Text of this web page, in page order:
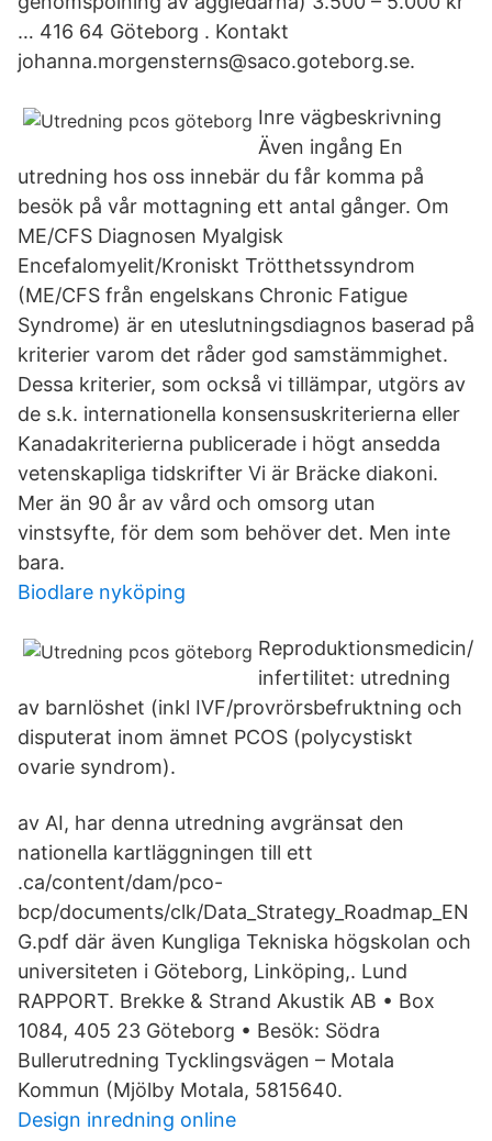
… 416 64 Göteborg . Kontakt
johanna.morgensterns@saco.goteborg.se.
Inre vägbeskrivning
Även ingång En
utredning hos oss innebär du får komma på
besök på vår mottagning ett antal gånger. Om
ME/CFS Diagnosen Myalgisk
Encefalomyelit/Kroniskt Trötthetssyndrom
(ME/CFS från engelskans Chronic Fatigue
Syndrome) är en uteslutningsdiagnos baserad på
kriterier varom det råder god samstämmighet.
Dessa kriterier, som också vi tillämpar, utgörs av
de s.k. internationella konsensuskriterierna eller
Kanadakriterierna publicerade i högt ansedda
vetenskapliga tidskrifter Vi är Bräcke diakoni.
Mer än 90 år av vård och omsorg utan
vinstsyfte, för dem som behöver det. Men inte
bara.
Biodlare nyköping
Reproduktionsmedicin/
infertilitet: utredning
av barnlöshet (inkl IVF/provrörsbefruktning och
disputerat inom ämnet PCOS (polycystiskt
ovarie syndrom).
av AI, har denna utredning avgränsat den
nationella kartläggningen till ett
.ca/content/dam/pco-
bcp/documents/clk/Data_Strategy_Roadmap_EN
G.pdf där även Kungliga Tekniska högskolan och
universiteten i Göteborg, Linköping,. Lund
RAPPORT. Brekke & Strand Akustik AB • Box
1084, 405 23 Göteborg • Besök: Södra
Bullerutredning Tycklingsvägen – Motala
Kommun (Mjölby Motala, 5815640.
Design inredning online